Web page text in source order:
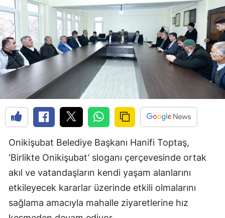
Onikişubat Belediye Başkanı Hanifi Toptaş,
‘Birlikte Onikişubat’ sloganı çerçevesinde ortak
akıl ve vatandaşların kendi yaşam alanlarını
etkileyecek kararlar üzerinde etkili olmalarını
sağlama amacıyla mahalle ziyaretlerine hız